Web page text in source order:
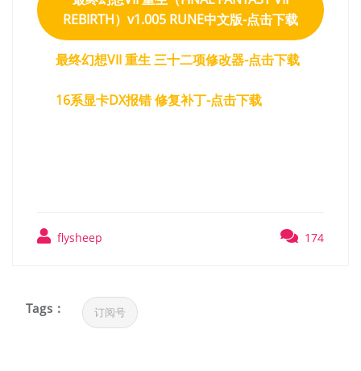
REBIRTH）v1.005 RUNE中文版-点击下载
最终幻想VII 重生 三十二项修改器-点击下载
16系显卡DX报错 修复补丁-点击下载
flysheep 174
Tags : 订阅号